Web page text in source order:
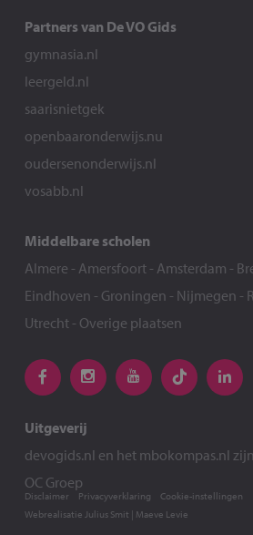
Partners van De VO Gids
gymnasia.nl
leergeld.nl
saarisnietgek
openbaaronderwijs.nu
oudersenonderwijs.nl
vosabb.nl
Middelbare scholen
Almere - Amersfoort- Amsterdam -
Eindhoven - Groningen - Nijmegen -
Utrecht- Overige plaatsen
Uitgeverij
devogids.nl en het mbokompas.nl
OC Groep
Webrealisatie Julius Smit | Maeve Levie
Disclaimer Privacyverklaring Cookie-instellingen